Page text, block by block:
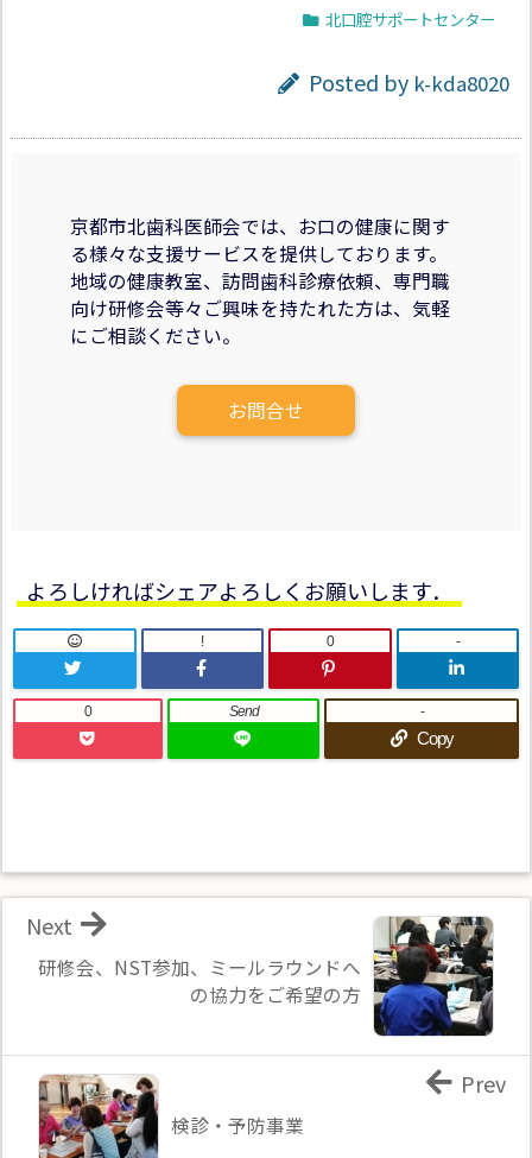
北口腔サポートセンター
Posted by k-kda8020
京都市北歯科医師会では、お口の健康に関す
る様々な支援サービスを提供しております。
地域の健康教室、訪問歯科診療依頼、専門職
向け研修会等々ご興味を持たれた方は、気軽
にご相談ください。
お問合せ
よろしければシェアよろしくお願いします．
! 0 -
0 Send
Copy
-
研修会、NST参加、ミールラウンドへ
の協力をご希望の方
Next
検診・予防事業
Prev